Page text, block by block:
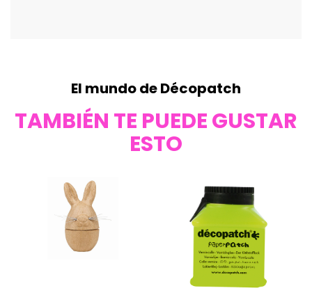
El mundo de Décopatch
TAMBIÉN TE PUEDE GUSTAR
ESTO